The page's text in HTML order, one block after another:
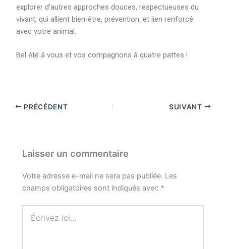
explorer d’autres approches douces, respectueuses du
vivant, qui allient bien-être, prévention, et lien renforcé
avec votre animal.
Bel été à vous et vos compagnons à quatre pattes !
PRÉCÉDENT SUIVANT
Laisser un commentaire
Votre adresse e-mail ne sera pas publiée. Les
champs obligatoires sont indiqués avec *
ici…